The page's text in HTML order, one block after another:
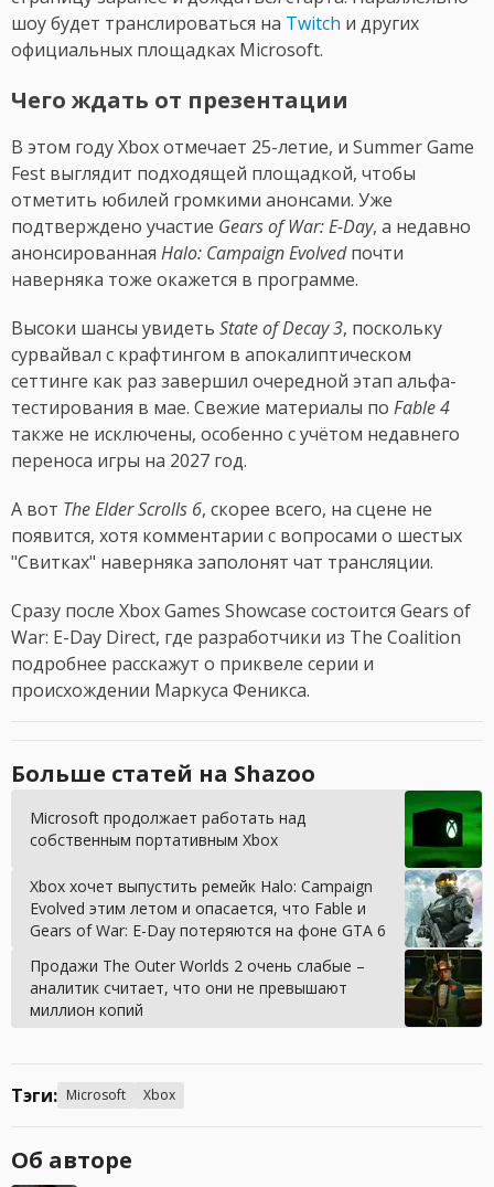
шоу будет транслироваться на Twitch и других
официальных площадках Microsoft.
Чего ждать от презентации
В этом году Xbox отмечает 25-летие, и Summer Game
Fest выглядит подходящей площадкой, чтобы
отметить юбилей громкими анонсами. Уже
подтверждено участие Gears of War: E-Day, а недавно
анонсированная Halo: Campaign Evolvedпочти
наверняка тоже окажется в программе.
Высоки шансы увидеть State of Decay 3, поскольку
сурвайвал с крафтингом в апокалиптическом
сеттинге как раз завершил очередной этап альфа-
тестирования в мае. Свежие материалы по Fable 4
также не исключены, особенно с учётом недавнего
переноса игры на 2027 год.
А вот The Elder Scrolls 6, скорее всего, на сцене не
появится, хотя комментарии с вопросами о шестых
"Свитках" наверняка заполонят чат трансляции.
Сразу после Xbox Games Showcase состоится Gears of
War: E-Day Direct, где разработчики из The Coalition
подробнее расскажут о приквеле серии и
происхождении Маркуса Феникса.
Больше статей на Shazoo
Microsoft продолжает работать над
собственным портативным Xbox
Xbox хочет выпустить ремейк Halo: Campaign
Evolved этим летом и опасается, что Fable и
Gears of War: E-Day потеряются на фоне GTA 6
Продажи The Outer Worlds 2 очень слабые –
аналитик считает, что они не превышают
миллион копий
Тэги: Microsoft Xbox
Об авторе